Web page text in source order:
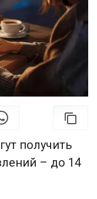
получить
– до 14